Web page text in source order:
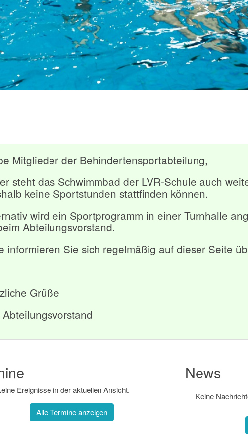
Scroll
Mitglieder der Behindertensportabteilung,
steht das Schwimmbad der LVR-Schule auch
keine Sportstunden stattfinden können.
wird ein Sportprogramm in einer Turnhalle
Abteilungsvorstand.
informieren Sie sich regelmäßig auf dieser Seite
Grüße
Abteilungsvorstand
Ereignisse in der aktuellen Ansicht.
Alle Termine anzeigen
News
Keine